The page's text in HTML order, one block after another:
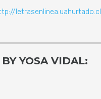
letrasenlinea.uahurtado.cl
BY YOSA VIDAL: